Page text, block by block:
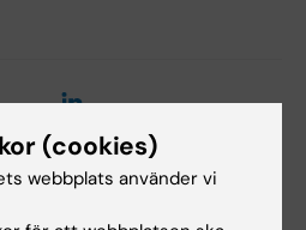
(cookies)
webbplats använder vi